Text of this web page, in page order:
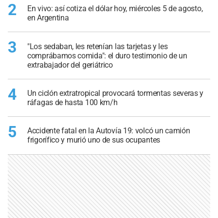
2
En vivo: así cotiza el dólar hoy, miércoles 5 de agosto,
en Argentina
3
"Los sedaban, les retenían las tarjetas y les
comprábamos comida": el duro testimonio de un
extrabajador del geriátrico
4
Un ciclón extratropical provocará tormentas severas y
ráfagas de hasta 100 km/h
5
Accidente fatal en la Autovía 19: volcó un camión
frigorífico y murió uno de sus ocupantes